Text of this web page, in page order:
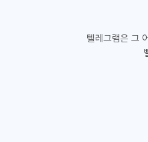
텔레그램은 그